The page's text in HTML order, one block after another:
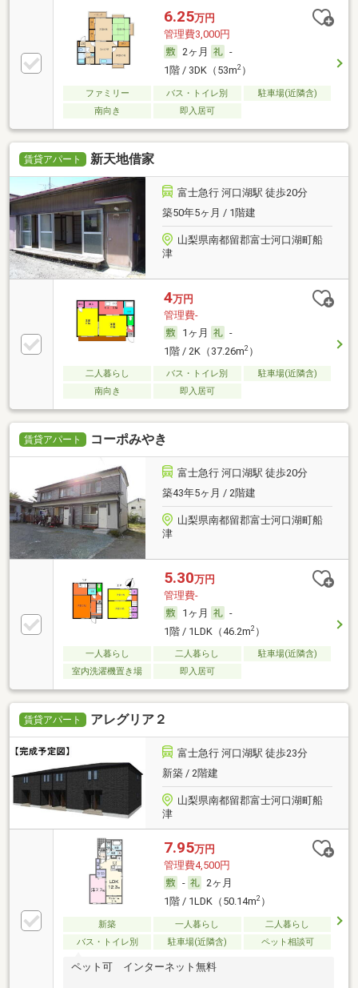
6.25万円
管理費3,000円
2ヶ月
-
1階 / 3DK（53m2）
ファミリー バス・トイレ別
駐車場(近隣含)
南向き
即入居可
賃貸アパート 新天地借家
富士急行 河口湖駅 徒歩20分
築50年5ヶ月 / 1階建
山梨県南都留郡富士河口湖町船
津
4万円
管理費-
1ヶ月
-
1階 / 2K（37.26m2）
二人暮らし バス・トイレ別
駐車場(近隣含)
南向き
即入居可
賃貸アパート コーポみやき
富士急行 河口湖駅 徒歩20分
築43年5ヶ月 / 2階建
山梨県南都留郡富士河口湖町船
津
5.30万円
管理費-
1ヶ月
-
1階 / 1LDK（46.2m2）
一人暮らし 二人暮らし
駐車場(近隣含)
室内洗濯機置き場
即入居可
賃貸アパート アレグリア２
富士急行 河口湖駅 徒歩23分
新築 / 2階建
山梨県南都留郡富士河口湖町船
津
7.95万円
管理費4,500円
-
2ヶ月
1階 / 1LDK（50.14m2）
新築 一人暮らし
二人暮らし
バス・トイレ別
駐車場(近隣含) ペット相談可
ペット可 インターネット無料